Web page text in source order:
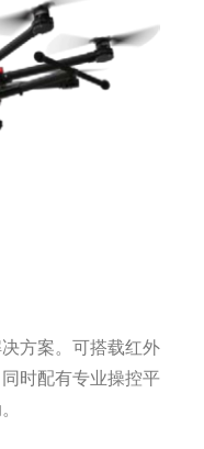
方案。可搭载红外
时配有专业操控平